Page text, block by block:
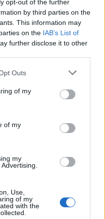
opt-out of the further
by third parties on the
This information may
on the IAB’s List of
further disclose it to other
Outs
of my
of my
my
Use,
of my
with the
Smart Shopping: Οι
πιο hot τσάντες για
τιμές